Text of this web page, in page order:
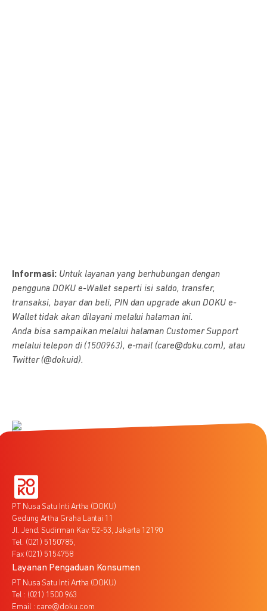
Informasi: Untuk layanan yang berhubungan dengan
pengguna DOKU e-Wallet seperti isi saldo, transfer,
transaksi, bayar dan beli, PIN dan upgrade akun DOKU e-
Wallet tidak akan dilayani melalui halaman ini.
Anda bisa sampaikan melalui halaman Customer Support
melalui telepon di (1500963), e-mail (care@doku.com), atau
Twitter (@dokuid).
PT Nusa Satu Inti Artha (DOKU)
Gedung Artha Graha Lantai 11
Jl. Jend. Sudirman Kav. 52-53, Jakarta 12190
Tel. (021) 5150785,
Fax (021) 5154758
Layanan Pengaduan Konsumen
PT Nusa Satu Inti Artha (DOKU)
Tel : (021) 1500 963
Email : care@doku.com